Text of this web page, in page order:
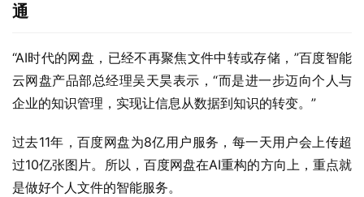
通
“AI时代的网盘，已经不再聚焦文件中转或存储，”百度智能
云网盘产品部总经理吴天昊表示，“而是进一步迈向个人与
企业的知识管理，实现让信息从数据到知识的转变。”
过去11年，百度网盘为8亿用户服务，每一天用户会上传超
过10亿张图片。所以，百度网盘在AI重构的方向上，重点就
是做好个人文件的智能服务。